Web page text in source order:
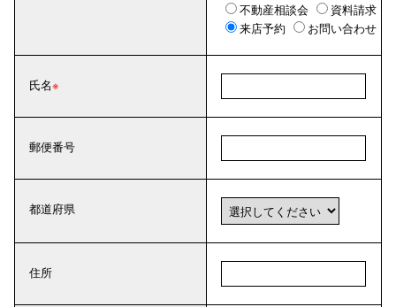
不動産相談会
資料請求
来店予約
お問い合わせ
氏名
郵便番号
都道府県
住所